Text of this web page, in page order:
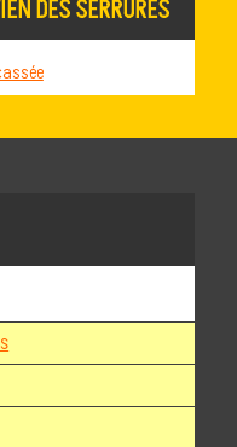
DES SERRURES